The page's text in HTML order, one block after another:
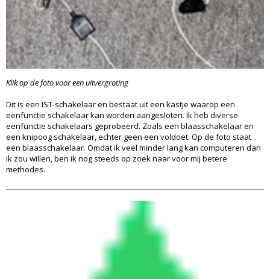
Klik op de foto voor een uitvergroting
Dit is een IST-schakelaar en bestaat uit een kastje waarop een
eenfunctie schakelaar kan worden aangesloten. Ik heb diverse
eenfunctie schakelaars geprobeerd. Zoals een blaasschakelaar en
een knipoog schakelaar, echter geen een voldoet. Op de foto staat
een blaasschakelaar. Omdat ik veel minder lang kan computeren dan
ik zou willen, ben ik nog steeds op zoek naar voor mij betere
methodes.